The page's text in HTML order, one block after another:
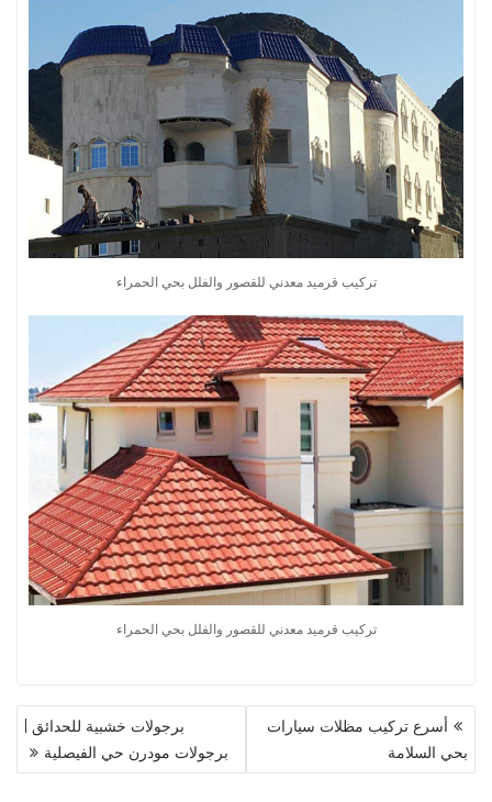
تركيب قرميد معدني للقصور والفلل بحي الحمراء
تركيب قرميد معدني للقصور والفلل بحي الحمراء
تصفّح
المقالات
أسرع تركيب مظلات سيارات
بحي السلامة
برجولات خشبية للحدائق |
برجولات مودرن حي الفيصلية